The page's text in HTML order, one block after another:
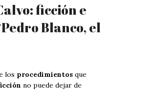
ficción e
Blanco, el
los procedimientos que
no puede dejar de